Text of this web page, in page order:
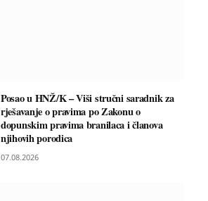
Posao u HNŽ/K – Viši stručni saradnik za
rješavanje o pravima po Zakonu o
dopunskim pravima branilaca i članova
njihovih porodica
07.08.2026